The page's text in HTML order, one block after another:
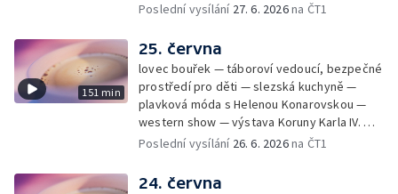
Poslední vysílání 27. 6. 2026na ČT1
151 min
25. června
lovec bouřek — táboroví vedoucí, bezpečné
prostředí pro děti — slezská kuchyně —
plavková móda s Helenou Konarovskou —
western show — výstava Koruny Karla IV. —
mladý lezecký fenomén Josef Šindel
Poslední vysílání 26. 6. 2026na ČT1
24. června